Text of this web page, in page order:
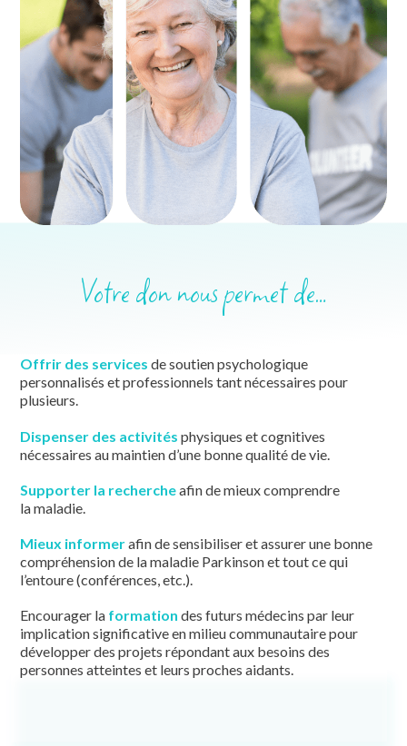
Votre don nous permet de…
Offrir des services de soutien psychologique
personnalisés et professionnels tant nécessaires pour
plusieurs.
Dispenser des activités physiques et cognitives
nécessaires au maintien d’une bonne qualité de vie.
Supporter la rechercheafin de mieux comprendre
la maladie.
Mieux informerafin de sensibiliser et assurer une bonne
compréhension de la maladie Parkinson et tout ce qui
l’entoure (conférences, etc.).
Encourager la formation des futurs médecins par leur
implication significative en milieu communautaire pour
développer des projets répondant aux besoins des
personnes atteintes et leurs proches aidants.